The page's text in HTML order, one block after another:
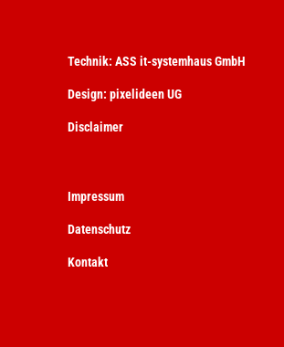
Technik: ASS it-systemhaus GmbH
Design: pixelideen UG
Disclaimer
Impressum
Datenschutz
Kontakt